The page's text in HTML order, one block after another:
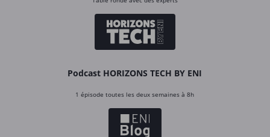
Podcast HORIZONS TECH BY ENI
1 épisode toutes les deux semaines à 8h